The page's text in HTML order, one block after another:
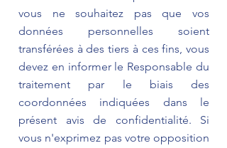
vous ne souhaitez pas que vos
données personnelles soient
transférées à des tiers à ces fins, vous
devez en informer le Responsable du
traitement par le biais des
coordonnées indiquées dans le
présent avis de confidentialité. Si
vous n'exprimez pas votre opposition